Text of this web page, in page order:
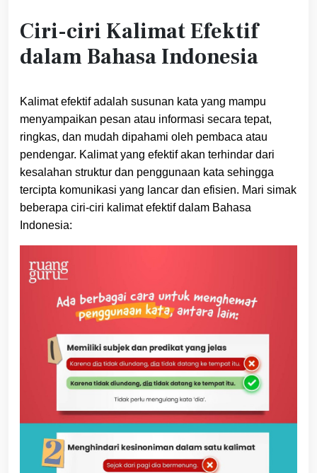
Ciri-ciri Kalimat Efektif
dalam Bahasa Indonesia
Kalimat efektif adalah susunan kata yang mampu
menyampaikan pesan atau informasi secara tepat,
ringkas, dan mudah dipahami oleh pembaca atau
pendengar. Kalimat yang efektif akan terhindar dari
kesalahan struktur dan penggunaan kata sehingga
tercipta komunikasi yang lancar dan efisien. Mari simak
beberapa ciri-ciri kalimat efektif dalam Bahasa
Indonesia: